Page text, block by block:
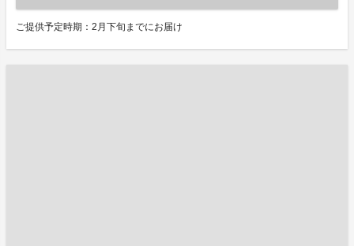
ご提供予定時期：2月下旬までにお届け